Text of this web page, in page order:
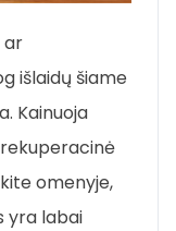
ar
išlaidų šiame
Kainuoja
omenyje,
yra labai